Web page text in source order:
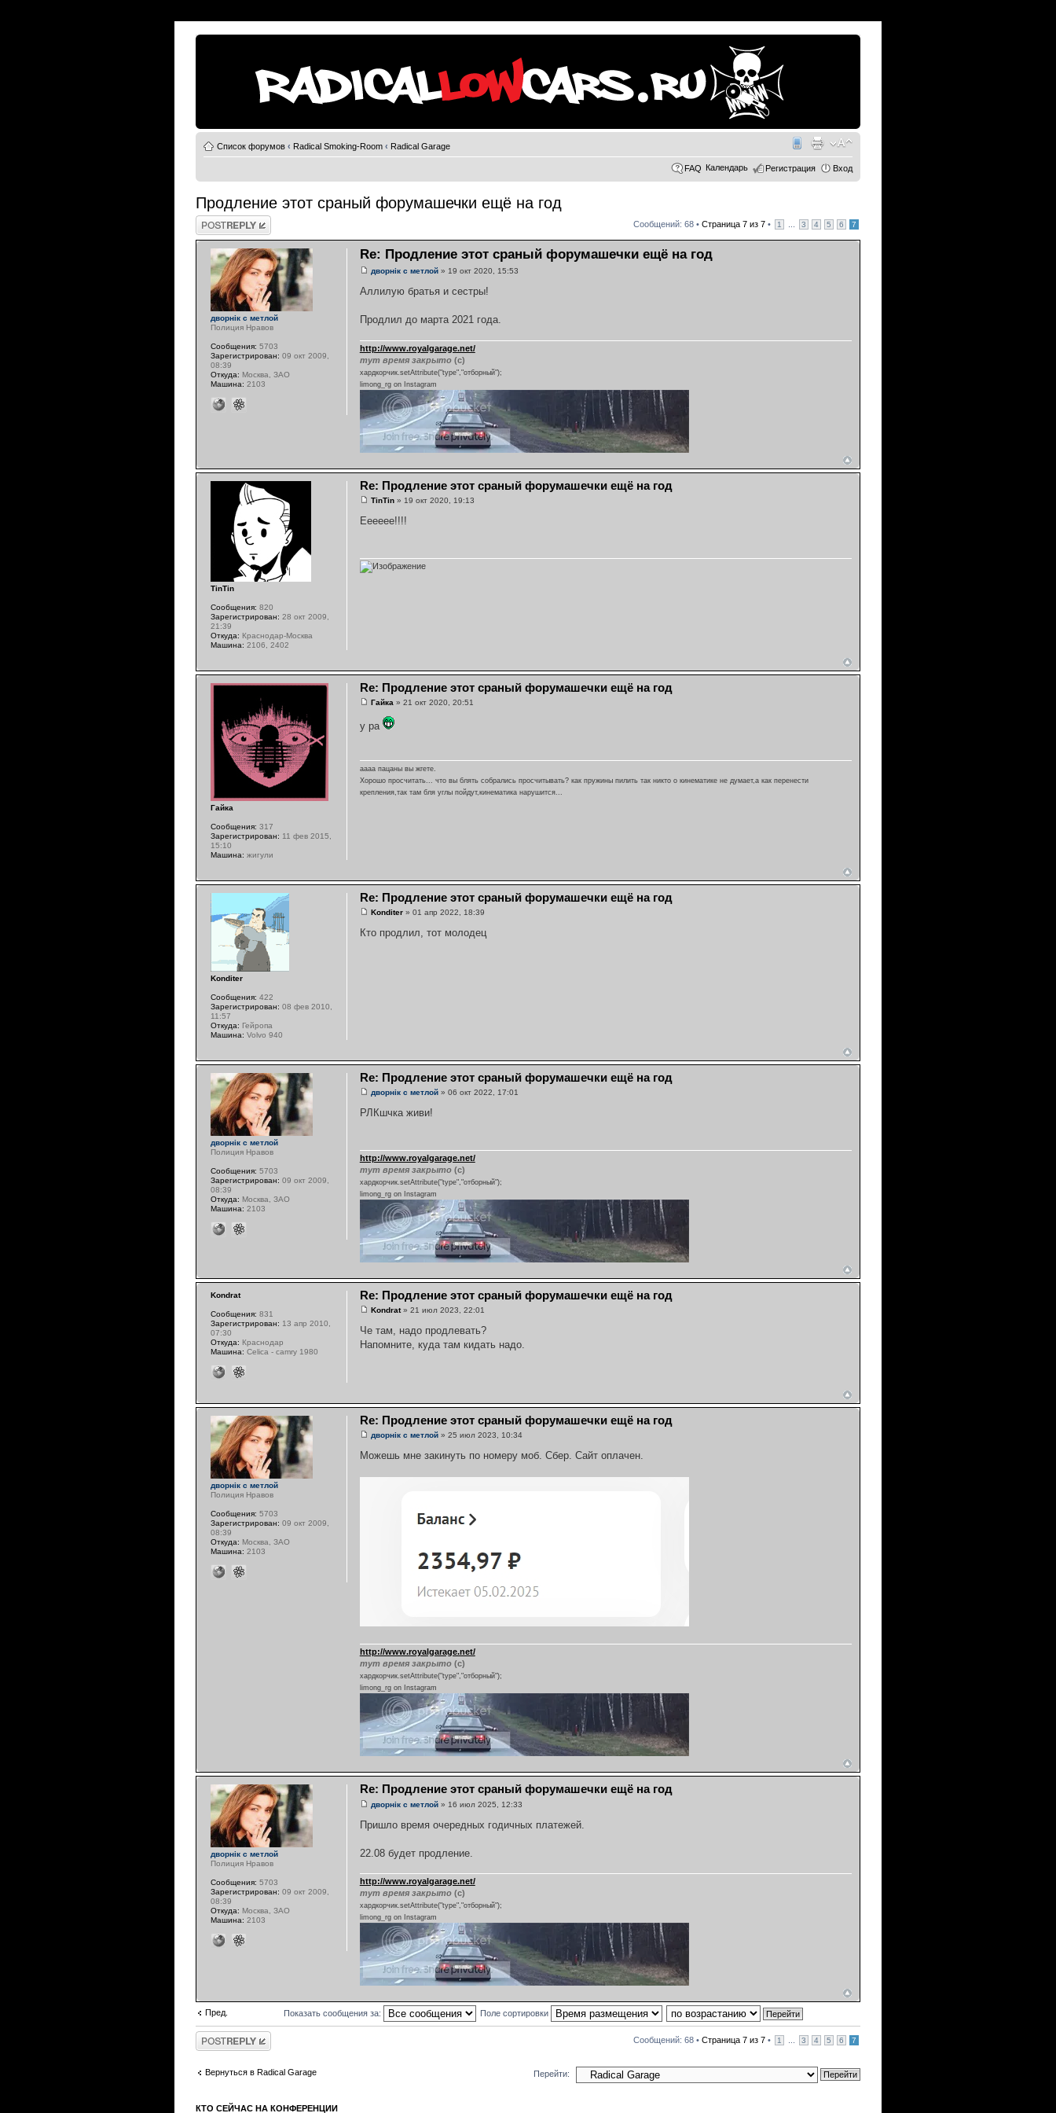
Список форумов ‹ Radical Smoking-Room ‹ Radical Garage
FAQ Календарь Регистрация Вход
Продление этот сраный форумашечки ещё на год
Ответить Сообщений: 68 • Страница 7 из 7 • 1 3 4 5 6 7
Re: Продление этот сраный форумашечки ещё на год
дворнiк с метлой» 19 окт 2020, 15:53
Аллилую братья и сестры!
Продлил до марта 2021 года.
http://www.royalgarage.net/
тут время закрыто(с)
хардкорчик.setAttribute("type","отборный");
limong_rg on Instagram
дворнiк с метлой
Полиция Нравов
Сообщения: 5703
Зарегистрирован: 09 окт 2009,
08:39
Откуда: Москва, ЗАО
Машина: 2103
Re: Продление этот сраный форумашечки ещё на год
TinTin» 19 окт 2020, 19:13
Ееееее!!!!
TinTin
Сообщения: 820
Зарегистрирован: 28 окт 2009,
21:39
Откуда: Краснодар-Москва
Машина: 2106, 2402
Re: Продление этот сраный форумашечки ещё на год
Гайка» 21 окт 2020, 20:51
у ра
аааа пацаны вы жгете.
Хорошо просчитать... что вы блять собрались просчитывать? как пружины пилить так никто о кинематике не думает,а как перенести
крепления,так там бля углы пойдут,кинематика нарушится...
Гайка
Сообщения: 317
Зарегистрирован: 11 фев 2015,
15:10
Машина: жигули
Re: Продление этот сраный форумашечки ещё на год
Konditer» 01 апр 2022, 18:39
Кто продлил, тот молодец
Konditer
Сообщения: 422
Зарегистрирован: 08 фев 2010,
11:57
Откуда: Гейропа
Машина: Volvo 940
Re: Продление этот сраный форумашечки ещё на год
дворнiк с метлой» 06 окт 2022, 17:01
РЛКшчка живи!
http://www.royalgarage.net/
тут время закрыто(с)
хардкорчик.setAttribute("type","отборный");
limong_rg on Instagram
дворнiк с метлой
Полиция Нравов
Сообщения: 5703
Зарегистрирован: 09 окт 2009,
08:39
Откуда: Москва, ЗАО
Машина: 2103
Re: Продление этот сраный форумашечки ещё на год
Kondrat» 21 июл 2023, 22:01
Че там, надо продлевать?
Напомните, куда там кидать надо.
Kondrat
Сообщения: 831
Зарегистрирован: 13 апр 2010,
07:30
Откуда: Краснодар
Машина: Celica - camry 1980
Re: Продление этот сраный форумашечки ещё на год
дворнiк с метлой» 25 июл 2023, 10:34
Можешь мне закинуть по номеру моб. Сбер. Сайт оплачен.
http://www.royalgarage.net/
тут время закрыто(с)
хардкорчик.setAttribute("type","отборный");
limong_rg on Instagram
дворнiк с метлой
Полиция Нравов
Сообщения: 5703
Зарегистрирован: 09 окт 2009,
08:39
Откуда: Москва, ЗАО
Машина: 2103
Re: Продление этот сраный форумашечки ещё на год
дворнiк с метлой» 16 июл 2025, 12:33
Пришло время очередных годичных платежей.
22.08 будет продление.
http://www.royalgarage.net/
тут время закрыто(с)
хардкорчик.setAttribute("type","отборный");
limong_rg on Instagram
дворнiк с метлой
Полиция Нравов
Сообщения: 5703
Зарегистрирован: 09 окт 2009,
08:39
Откуда: Москва, ЗАО
Машина: 2103
Пред. Показать сообщения за: Поле сортировки
Ответить Сообщений: 68 • Страница 7 из 7 • 1 3 4 5 6 7
Вернуться в Radical Garage Перейти:
КТО СЕЙЧАС НА КОНФЕРЕНЦИИ